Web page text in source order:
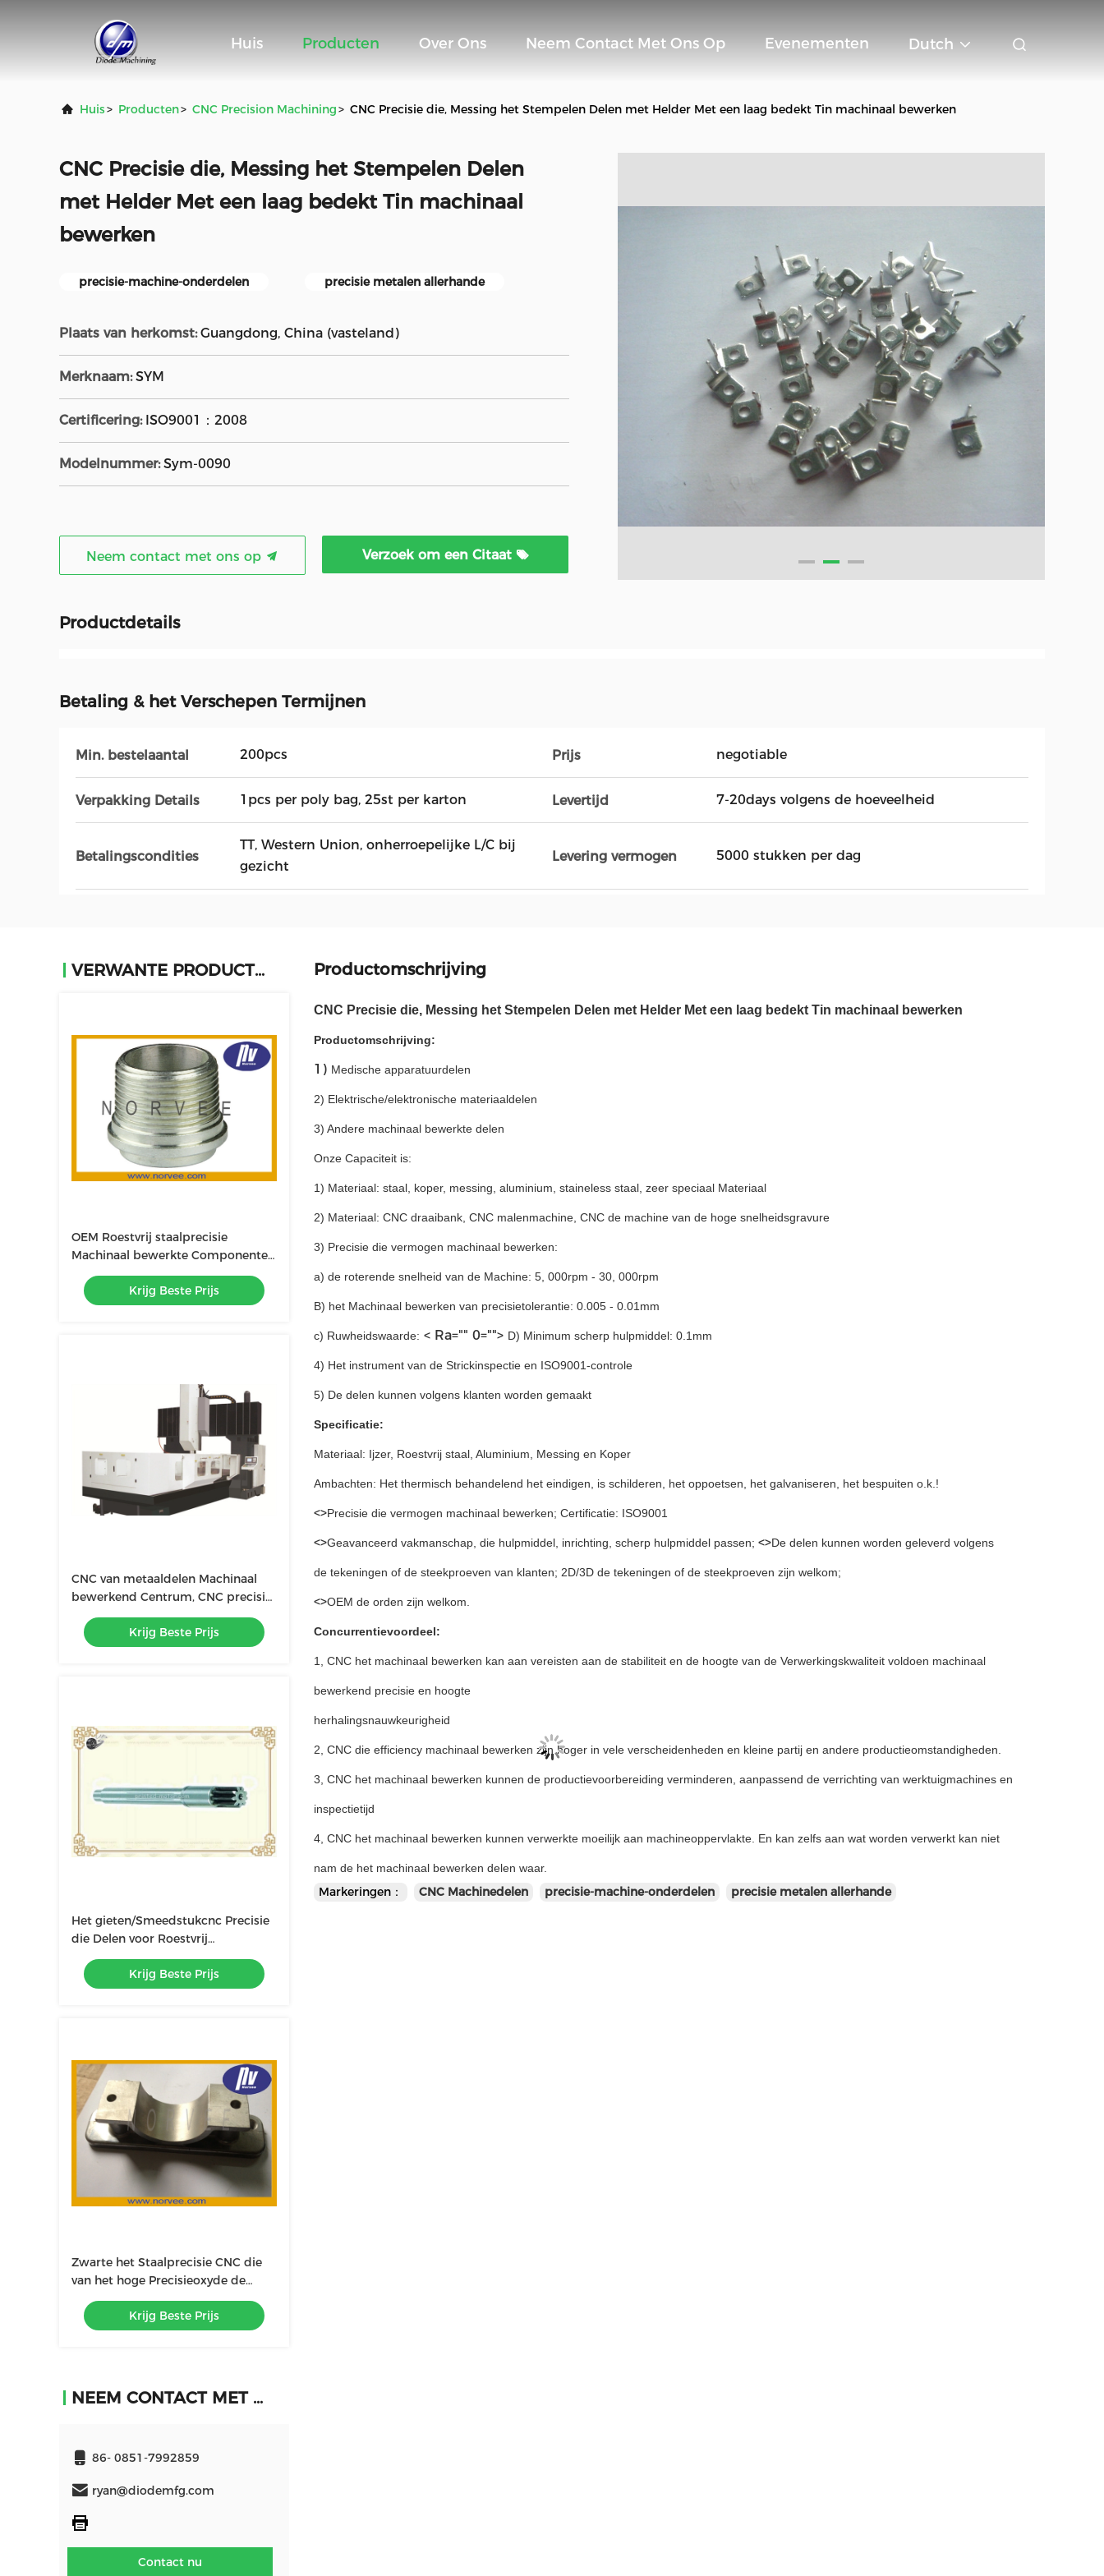
Huis Producten Over Ons Neem Contact Met Ons Op Evenementen Dutch
Huis> Producten> CNC Precision Machining> CNC Precisie die, Messing het Stempelen Delen met Helder Met een laag bedekt Tin machinaal bewerken
CNC Precisie die, Messing het Stempelen Delen
met Helder Met een laag bedekt Tin machinaal
bewerken
precisie-machine-onderdelen precisie metalen allerhande
Plaats van herkomst: Guangdong, China (vasteland)
Merknaam: SYM
Certificering: ISO9001：2008
Modelnummer: Sym-0090
Neem contact met ons op Verzoek om een Citaat
Productdetails
Betaling & het Verschepen Termijnen
Min. bestelaantal 200pcs Prijs negotiable
Verpakking Details 1pcs per poly bag, 25st per karton Levertijd 7-20days volgens de hoeveelheid
Betalingscondities
TT, Western Union, onherroepelijke L/C bij
gezicht
Levering vermogen 5000 stukken per dag
VERWANTE PRODUCTEN
OEM Roestvrij staalprecisie
Machinaal bewerkte Componenten
met 0.0001mm Tolerantie
Krijg Beste Prijs
CNC van metaaldelen Machinaal
bewerkend Centrum, CNC precisie
die de dienst machinaal bewerken
Krijg Beste Prijs
Het gieten/Smeedstukcnc Precisie
die Delen voor Roestvrij
staalschroef/Schacht/Bout
machinaal bewerken
Krijg Beste Prijs
Zwarte het Staalprecisie CNC die
van het hoge Precisieoxyde de
Diensten machinaal bewerken
Krijg Beste Prijs
NEEM CONTACT MET ONS OP
86- 0851-7992859
ryan@diodemfg.com
Contact nu
Productomschrijving
CNC Precisie die, Messing het Stempelen Delen met Helder Met een laag bedekt Tin machinaal bewerken
Productomschrijving:
1) Medische apparatuurdelen
2) Elektrische/elektronische materiaaldelen
3) Andere machinaal bewerkte delen
Onze Capaciteit is:
1) Materiaal: staal, koper, messing, aluminium, staineless staal, zeer speciaal Materiaal
2) Materiaal: CNC draaibank, CNC malenmachine, CNC de machine van de hoge snelheidsgravure
3) Precisie die vermogen machinaal bewerken:
a) de roterende snelheid van de Machine: 5, 000rpm - 30, 000rpm
B) het Machinaal bewerken van precisietolerantie: 0.005 - 0.01mm
c) Ruwheidswaarde: < Ra="" 0=""> D) Minimum scherp hulpmiddel: 0.1mm
4) Het instrument van de Strickinspectie en ISO9001-controle
5) De delen kunnen volgens klanten worden gemaakt
Specificatie:
Materiaal: Ijzer, Roestvrij staal, Aluminium, Messing en Koper
Ambachten: Het thermisch behandelend het eindigen, is schilderen, het oppoetsen, het galvaniseren, het bespuiten o.k.!
<>Precisie die vermogen machinaal bewerken; Certificatie: ISO9001
<>Geavanceerd vakmanschap, die hulpmiddel, inrichting, scherp hulpmiddel passen; <>De delen kunnen worden geleverd volgens
de tekeningen of de steekproeven van klanten; 2D/3D de tekeningen of de steekproeven zijn welkom;
<>OEM de orden zijn welkom.
Concurrentievoordeel:
1, CNC het machinaal bewerken kan aan vereisten aan de stabiliteit en de hoogte van de Verwerkingskwaliteit voldoen machinaal
bewerkend precisie en hoogte
herhalingsnauwkeurigheid
2, CNC die efficiency machinaal bewerken zijn hoger in vele verscheidenheden en kleine partij en andere productieomstandigheden.
3, CNC het machinaal bewerken kunnen de productievoorbereiding verminderen, aanpassend de verrichting van werktuigmachines en
inspectietijd
4, CNC het machinaal bewerken kunnen verwerkte moeilijk aan machineoppervlakte. En kan zelfs aan wat worden verwerkt kan niet
nam de het machinaal bewerken delen waar.
Markeringen： CNC Machinedelen precisie-machine-onderdelen precisie metalen allerhande